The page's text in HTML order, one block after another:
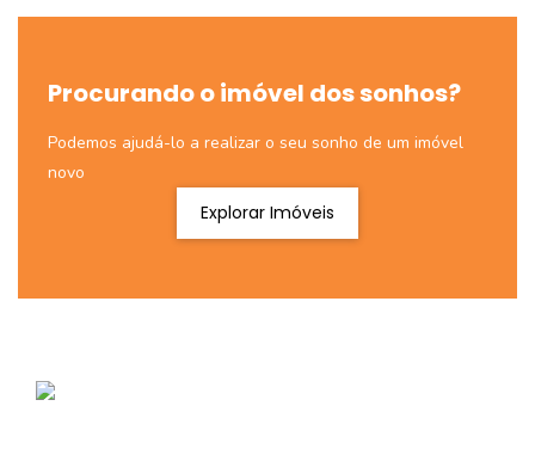
Procurando o imóvel dos sonhos?
Podemos ajudá-lo a realizar o seu sonho de um imóvel
novo
Explorar Imóveis